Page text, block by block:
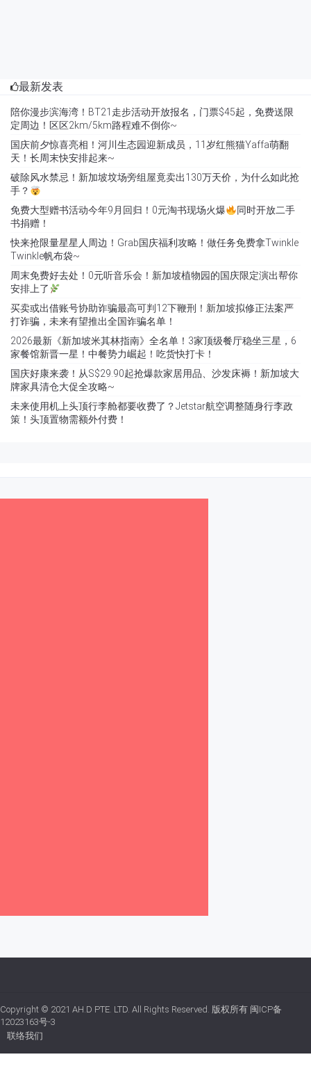
最新发表
陪你漫步滨海湾！BT21走步活动开放报名，门票$45起，免费送限
定周边！区区2km/5km路程难不倒你~
国庆前夕惊喜亮相！河川生态园迎新成员，11岁红熊猫Yaffa萌翻
天！长周末快安排起来~
破除风水禁忌！新加坡坟场旁组屋竟卖出130万天价，为什么如此抢
手？
免费大型赠书活动今年9月回归！0元淘书现场火爆
同时开放二手
书捐赠！
快来抢限量星星人周边！Grab国庆福利攻略！做任务免费拿Twinkle
Twinkle帆布袋~
周末免费好去处！0元听音乐会！新加坡植物园的国庆限定演出帮你
安排上了
买卖或出借账号协助诈骗最高可判12下鞭刑！新加坡拟修正法案严
打诈骗，未来有望推出全国诈骗名单！
2026最新《新加坡米其林指南》全名单！3家顶级餐厅稳坐三星，6
家餐馆新晋一星！中餐势力崛起！吃货快打卡！
国庆好康来袭！从S$29.90起抢爆款家居用品、沙发床褥！新加坡大
牌家具清仓大促全攻略~
未来使用机上头顶行李舱都要收费了？Jetstar航空调整随身行李政
策！头顶置物需额外付费！
Copyright © 2021 AH.D PTE. LTD. All Rights Reserved. 版权所有 闽ICP备
12023163号-3
联络我们